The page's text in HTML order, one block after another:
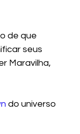
de que
seus
Maravilha,
do universo